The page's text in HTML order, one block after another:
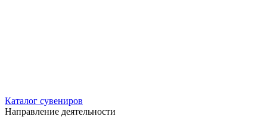
Каталог сувениров
Направление деятельности